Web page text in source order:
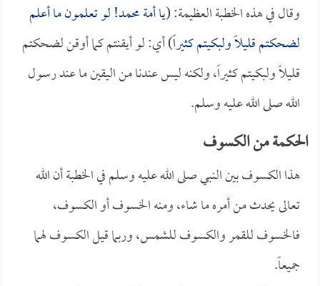
وقال في هذه الخطبة العظيمة: (يا أمة محمد! لو تعلمون ما أعلم
لضحكتم قليلاً ولبكيتم كثيراً) أي: لو أيقنتم كما أوقن لضحكتم
قليلاً ولبكيتم كثيراً، ولكنه ليس عندنا من اليقين ما عند رسول
الله صلى الله عليه وسلم.
الحكمة من الكسوف
هذا الكسوف بين النبي صلى الله عليه وسلم في الخطبة أن الله
تعالى يحدث من أمره ما شاء، ومنه الخسوف أو الكسوف،
فالخسوف للقمر والكسوف للشمس، وربما قيل الكسوف لهما
جميعاً.